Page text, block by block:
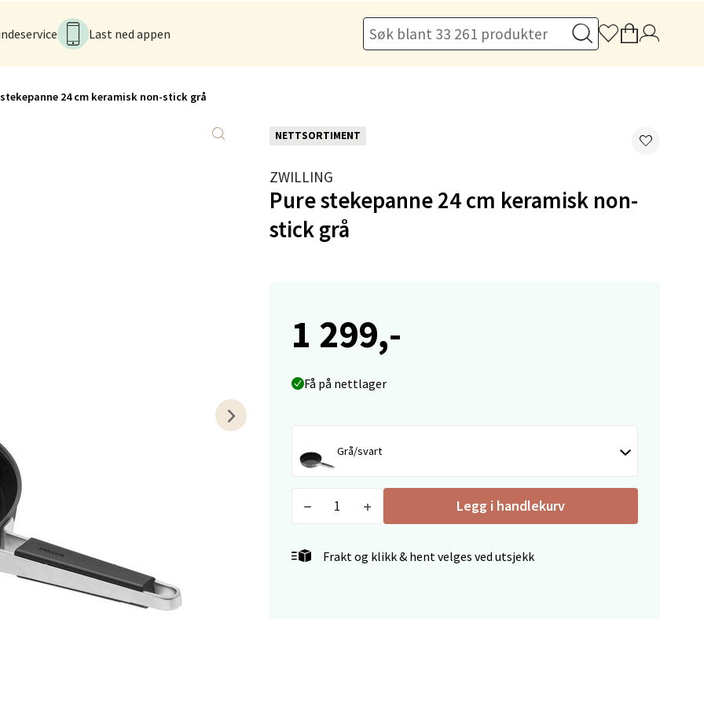
Last ned appen
stekepanne 24 cm keramisk non-stick grå
NETTSORTIMENT
ZWILLING
Pure stekepanne 24 cm keramisk non-
stick grå
1 299,-
Få på nettlager
Grå/svart
Legg i handlekurv
Frakt og klikk & hent velges ved utsjekk
og Sandnes - Kvadrat
dag 10-21
Velg
- Linderud
vei 38, 0594 Oslo
10-21